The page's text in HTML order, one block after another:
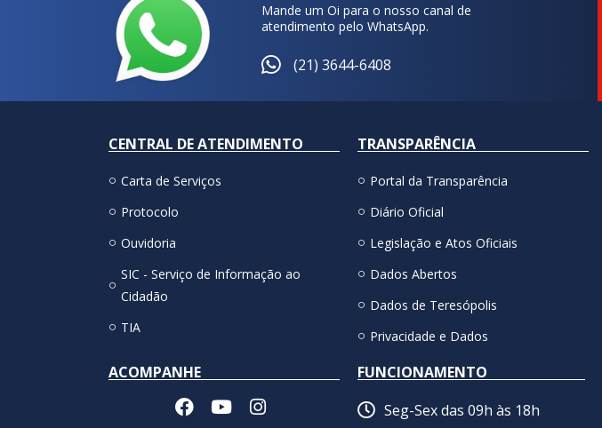
Mande um Oi para o nosso canal de
atendimento pelo WhatsApp.
(21) 3644-6408
CENTRAL DE ATENDIMENTO
Carta de Serviços
Protocolo
Ouvidoria
SIC - Serviço de Informação ao
Cidadão
TIA
TRANSPARÊNCIA
Portal da Transparência
Diário Oficial
Legislação e Atos Oficiais
Dados Abertos
Dados de Teresópolis
Privacidade e Dados
ACOMPANHE
FUNCIONAMENTO
Seg-Sex das 09h às 18h